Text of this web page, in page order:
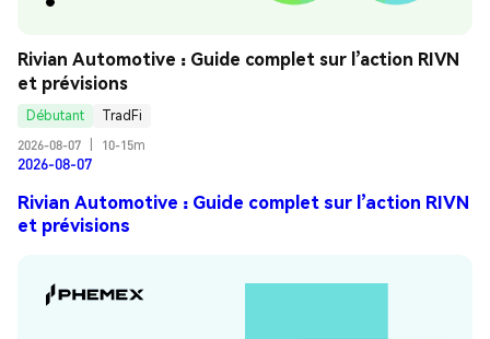
Rivian Automotive : Guide complet sur l’action RIVN
et prévisions
Débutant
TradFi
2026-08-07
10-15m
2026-08-07
Rivian Automotive : Guide complet sur l’action RIVN
et prévisions